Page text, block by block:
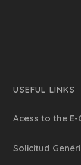
USEFUL LINKS
Acess to the
Solicitud